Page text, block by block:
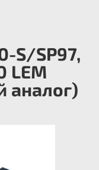
S/SP97,
LEM
аналог)